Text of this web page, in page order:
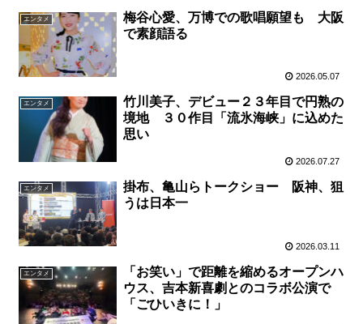
エンタメ
梅谷心愛、万博での歌唱願望も 大阪
で素顔語る
2026.05.07
エンタメ
竹川美子、デビュー２３年目で円熟の
境地 ３０作目「流氷海峡」に込めた
思い
2026.07.27
エンタメ
掛布、亀山らトークショー 阪神、狙
うは日本一
2026.03.11
エンタメ
「お笑い」で距離を縮めるオープンハ
ウス、吉本新喜劇とのコラボ公演で
「ごひいきに！」